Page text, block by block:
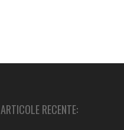
ARTICOLE RECENTE: